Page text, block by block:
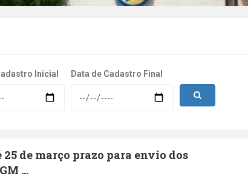
Inicial Data de Cadastro Final
de março prazo para envio dos
...